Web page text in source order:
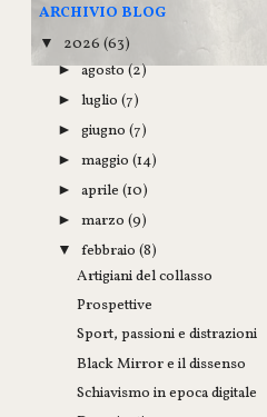
ARCHIVIO BLOG
▼ 2026 (63)
►agosto(2)
►luglio(7)
►giugno(7)
►maggio(14)
►aprile(10)
►marzo(9)
▼febbraio(8)
Artigiani del collasso
Prospettive
Sport, passioni e distrazioni
Black Mirror e il dissenso
Schiavismo in epoca digitale